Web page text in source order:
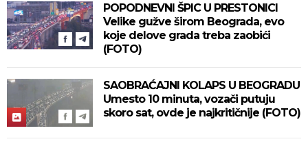
POPODNEVNI ŠPIC U PRESTONICI
Velike gužve širom Beograda, evo
koje delove grada treba zaobići
(FOTO)
SAOBRAĆAJNI KOLAPS U BEOGRADU
Umesto 10 minuta, vozači putuju
skoro sat, ovde je najkritičnije (FOTO)